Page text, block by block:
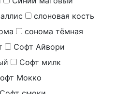
слоновая кость
сонома тёмная
Софт Айвори
Софт милк
Мокко